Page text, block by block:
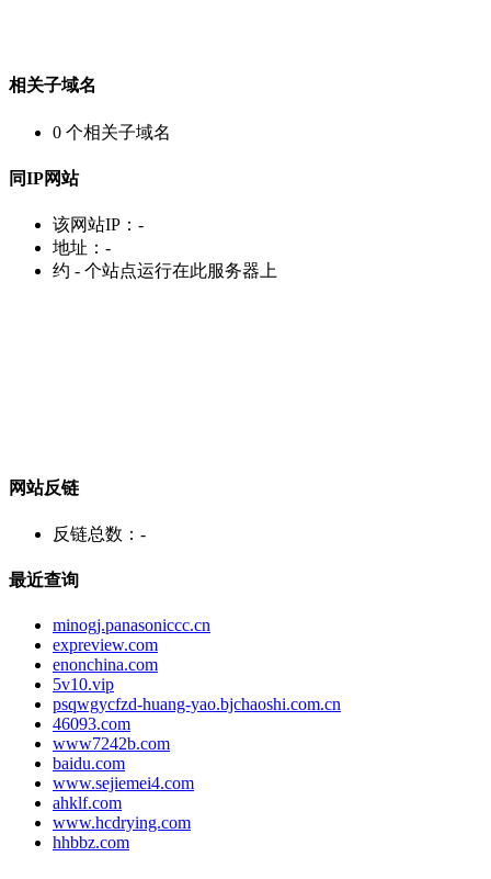
相关子域名
0 个相关子域名
同IP网站
该网站IP： -
地址： -
约 - 个站点运行在此服务器上
网站反链
反链总数： -
最近查询
minogj.panasoniccc.cn
expreview.com
enonchina.com
5v10.vip
psqwgycfzd-huang-yao.bjchaoshi.com.cn
46093.com
www7242b.com
baidu.com
www.sejiemei4.com
ahklf.com
www.hcdrying.com
hhbbz.com